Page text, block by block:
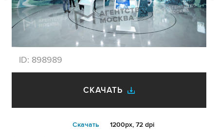
ID: 898989
СКАЧАТЬ
Cкачать 1200px, 72 dpi